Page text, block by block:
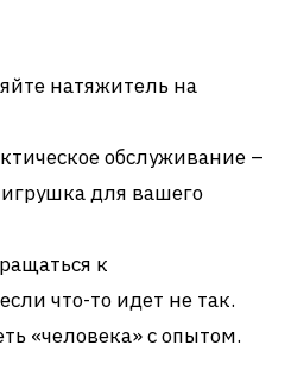
натяжитель на
обслуживание –
для вашего
к
что-то идет не так.
«человека» с опытом.